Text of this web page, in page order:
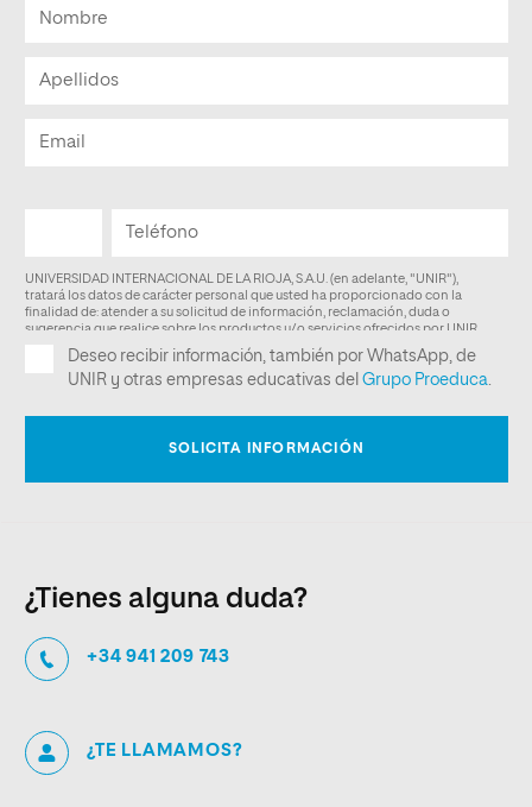
¿Tienes alguna duda?
+34 941 209 743
¿TE LLAMAMOS?